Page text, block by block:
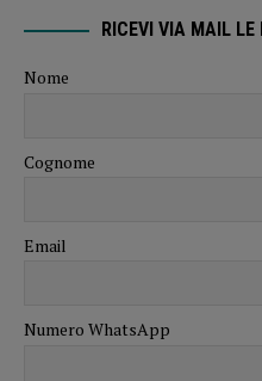
RICEVI VIA MAIL
Nome
Cognome
Email
Numero WhatsApp